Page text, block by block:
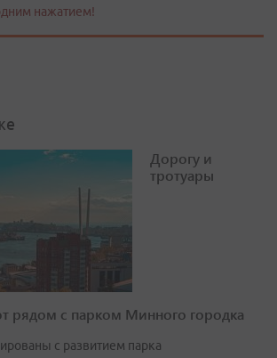
нажатием!
Дорогу и
тротуары
рядом с парком Минного городка
с развитием парка